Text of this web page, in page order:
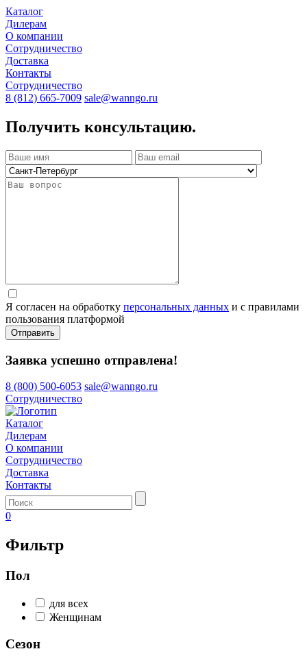
Каталог
Дилерам
О компании
Сотрудничество
Доставка
Контакты
Сотрудничество
8 (812) 665-7009 sale@wanngo.ru
Получить консультацию.
Я согласен на обработку персональных данных и с правилами
пользования платформой
Отправить
Заявка успешно отправлена!
8 (800) 500-6053 sale@wanngo.ru
Сотрудничество
Каталог
Дилерам
О компании
Сотрудничество
Доставка
Контакты
0
Фильтр
Пол
для всех
Женщинам
Сезон